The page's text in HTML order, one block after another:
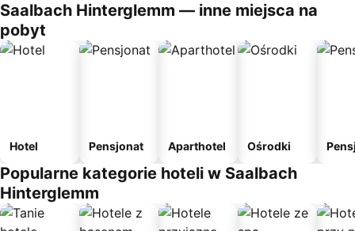
Saalbach Hinterglemm — inne miejsca na
pobyt
Hotel Pensjonat Aparthotel Ośrodki
Popularne kategorie hoteli w Saalbach
Hinterglemm